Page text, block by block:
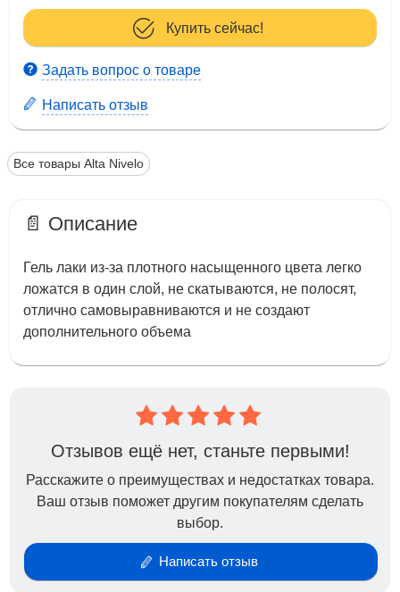
Купить сейчас!
Задать вопрос о товаре
Написать отзыв
Все товары Alta Nivelo
📄 Описание
Гель лаки из-за плотного насыщенного цвета легко
ложатся в один слой, не скатываются, не полосят,
отлично самовыравниваются и не создают
дополнительного объема
Отзывов ещё нет, станьте первыми!
Расскажите о преимуществах и недостатках товара.
Ваш отзыв поможет другим покупателям сделать
выбор.
Написать отзыв